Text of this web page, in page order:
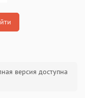
версия доступна